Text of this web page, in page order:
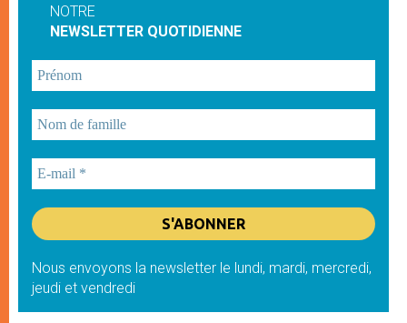
NOTRE
NEWSLETTER QUOTIDIENNE
Nous envoyons la newsletter le lundi, mardi, mercredi,
jeudi et vendredi